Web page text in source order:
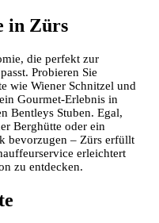
in Zürs
die perfekt zur
Probieren Sie
wie Wiener Schnitzel und
Gourmet-Erlebnis in
Bentleys Stuben. Egal,
Berghütte oder ein
bevorzugen – Zürs erfüllt
erleichtert
zu entdecken.